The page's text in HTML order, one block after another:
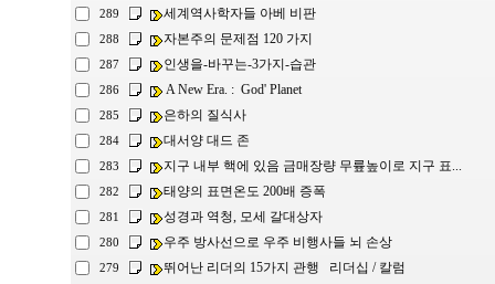
289 세계역사학자들 아베 비판
288 자본주의 문제점 120 가지
287 인생을-바꾸는-3가지-습관
286 A New Era. : God' Planet
285 은하의 질식사
284 대서양 대드 존
283 지구 내부 핵에 있음 금매장량 무륲높이로 지구 표...
282 태양의 표면온도 200배 증폭
281 성경과 역청, 모세 갈대상자
280 우주 방사선으로 우주 비행사들 뇌 손상
279 뛰어난 리더의 15가지 관행 리더십 / 칼럼